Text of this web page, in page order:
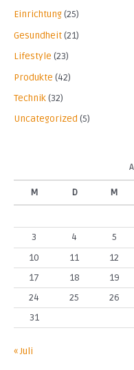
Einrichtung(25)
Gesundheit(21)
Lifestyle (23)
Produkte (42)
Technik(32)
Uncategorized (5)
M D M
3
4 5
10
11 12
17
18 19
24
25 26
31
« Juli